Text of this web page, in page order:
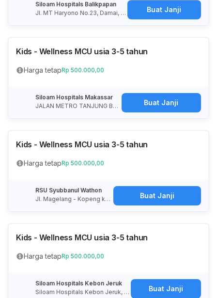
Siloam Hospitals Balikpapan
Jl. MT Haryono No.23, Damai, K
ur 76114
Buat Janji
Kids - Wellness MCU usia 3-5 tahun
Harga tetapRp 500.000,00
Siloam Hospitals Makassar
JALAN METRO TANJUNG BU
Buat Janji
Kids - Wellness MCU usia 3-5 tahun
Harga tetapRp 500.000,00
RSU Syubbanul Wathon
Jl. Magelang - Kopeng km
Buat Janji
Kids - Wellness MCU usia 3-5 tahun
Harga tetapRp 500.000,00
Siloam Hospitals Kebon Jeruk
Siloam Hospitals Kebon Jeruk, J
Buat Janji